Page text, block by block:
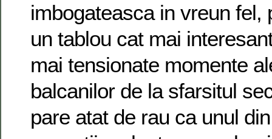
imbogateasca in vreun fel,
un tablou cat mai
mai tensionate momente
balcanilor de la sfarsitul
pare atat de rau ca unul